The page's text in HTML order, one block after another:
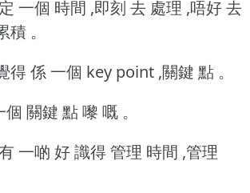
一個 時間 ,即刻 去 處理 ,唔好 去
。
得 係 一個 key point ,關鍵 點 。
關鍵 點 嚟 嘅 。
一啲 好 識得 管理 時間 ,管理